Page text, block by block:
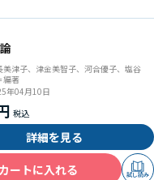
美津子、津金美智子、河合優子、塩谷
編著
年04月10日
詳細を見る
カートに入れる
試し読み